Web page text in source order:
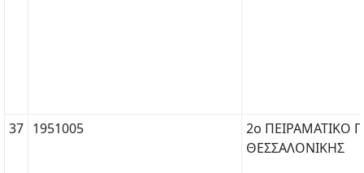
37 1951005
2ο ΠΕΙΡΑΜΑΤΙΚΟ
ΘΕΣΣΑΛΟΝΙΚΗΣ